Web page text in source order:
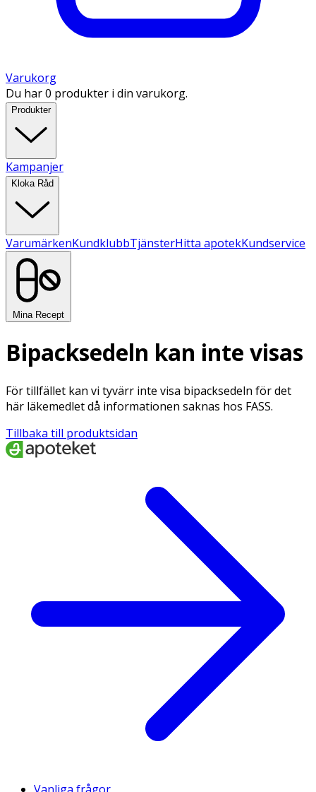
Varukorg
Du har 0 produkter i din varukorg.
Produkter
Kampanjer
Kloka Råd
VarumärkenKundklubbTjänsterHitta apotekKundservice
Mina Recept
Bipacksedeln kan inte visas
För tillfället kan vi tyvärr inte visa bipacksedeln för det
här läkemedlet då informationen saknas hos FASS.
Tillbaka till produktsidan